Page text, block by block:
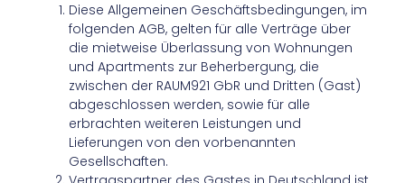
Diese Allgemeinen Geschäftsbedingungen, im
folgenden AGB, gelten für alle Verträge über
die mietweise Überlassung von Wohnungen
und Apartments zur Beherbergung, die
zwischen der RAUM921 GbR und Dritten (Gast)
abgeschlossen werden, sowie für alle
erbrachten weiteren Leistungen und
Lieferungen von den vorbenannten
Gesellschaften.